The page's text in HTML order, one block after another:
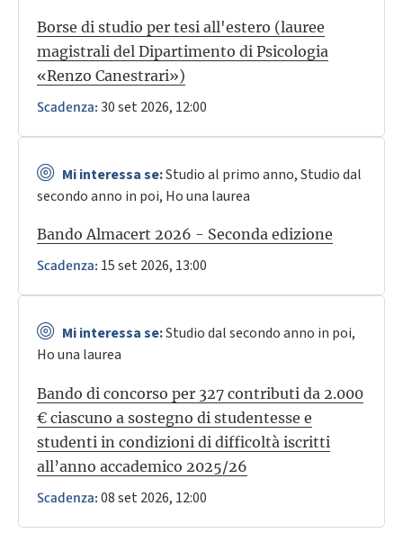
Borse di studio per tesi all'estero (lauree
magistrali del Dipartimento di Psicologia
«Renzo Canestrari»)
Scadenza: 30 set 2026, 12:00
Mi interessa se:Studio al primo anno, Studio dal
secondo anno in poi, Ho una laurea
Bando Almacert 2026 - Seconda edizione
Scadenza: 15 set 2026, 13:00
Mi interessa se:Studio dal secondo anno in poi,
Ho una laurea
Bando di concorso per 327 contributi da 2.000
€ ciascuno a sostegno di studentesse e
studenti in condizioni di difficoltà iscritti
all’anno accademico 2025/26
Scadenza: 08 set 2026, 12:00